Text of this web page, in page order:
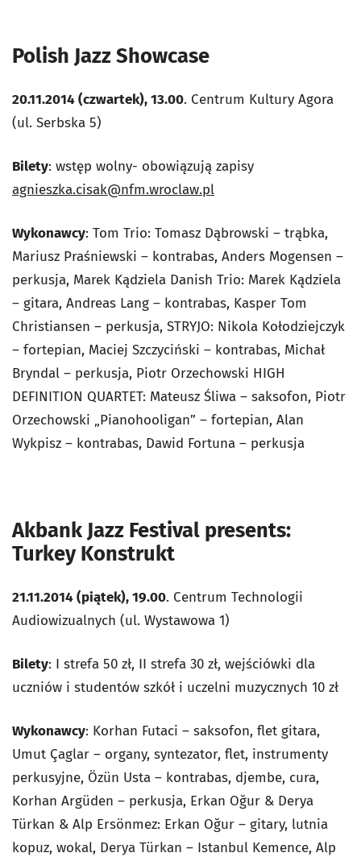
Polish Jazz Showcase
20.11.2014 (czwartek), 13.00. Centrum Kultury Agora
(ul. Serbska 5)
Bilety: wstęp wolny- obowiązują zapisy
agnieszka.cisak@nfm.wroclaw.pl
Wykonawcy: Tom Trio: Tomasz Dąbrowski – trąbka,
Mariusz Praśniewski – kontrabas, Anders Mogensen –
perkusja, Marek Kądziela Danish Trio: Marek Kądziela
– gitara, Andreas Lang – kontrabas, Kasper Tom
Christiansen – perkusja, STRYJO: Nikola Kołodziejczyk
– fortepian, Maciej Szczyciński – kontrabas, Michał
Bryndal – perkusja, Piotr Orzechowski HIGH
DEFINITION QUARTET: Mateusz Śliwa – saksofon, Piotr
Orzechowski „Pianohooligan” – fortepian, Alan
Wykpisz – kontrabas, Dawid Fortuna – perkusja
Akbank Jazz Festival presents:
Turkey Konstrukt
21.11.2014 (piątek), 19.00. Centrum Technologii
Audiowizualnych (ul. Wystawowa 1)
Bilety: I strefa 50 zł, II strefa 30 zł, wejściówki dla
uczniów i studentów szkół i uczelni muzycznych 10 zł
Wykonawcy: Korhan Futaci – saksofon, flet gitara,
Umut Çaglar – organy, syntezator, flet, instrumenty
perkusyjne, Özün Usta – kontrabas, djembe, cura,
Korhan Argüden – perkusja, Erkan Oğur & Derya
Türkan & Alp Ersönmez: Erkan Oğur – gitary, lutnia
kopuz, wokal, Derya Türkan – Istanbul Kemence, Alp